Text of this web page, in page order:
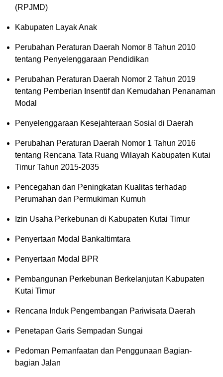
(RPJMD)
Kabupaten Layak Anak
Perubahan Peraturan Daerah Nomor 8 Tahun 2010
tentang Penyelenggaraan Pendidikan
Perubahan Peraturan Daerah Nomor 2 Tahun 2019
tentang Pemberian Insentif dan Kemudahan Penanaman
Modal
Penyelenggaraan Kesejahteraan Sosial di Daerah
Perubahan Peraturan Daerah Nomor 1 Tahun 2016
tentang Rencana Tata Ruang Wilayah Kabupaten Kutai
Timur Tahun 2015-2035
Pencegahan dan Peningkatan Kualitas terhadap
Perumahan dan Permukiman Kumuh
Izin Usaha Perkebunan di Kabupaten Kutai Timur
Penyertaan Modal Bankaltimtara
Penyertaan Modal BPR
Pembangunan Perkebunan Berkelanjutan Kabupaten
Kutai Timur
Rencana Induk Pengembangan Pariwisata Daerah
Penetapan Garis Sempadan Sungai
Pedoman Pemanfaatan dan Penggunaan Bagian-
bagian Jalan